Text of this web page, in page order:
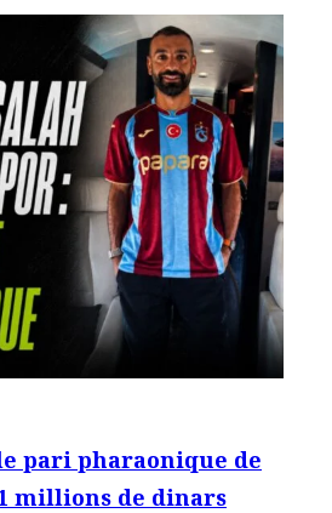
pari pharaonique de
millions de dinars